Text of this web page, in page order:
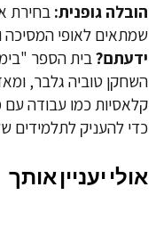
הובלה גופנית: בחירת
שמתאים לאופי המסיכה
ידעתם?בית הספר "
השחקן טוביה גלבר,
קלאסיות כמו עבודה
כדי להעניק לתלמידים
אולי יעניין אותך